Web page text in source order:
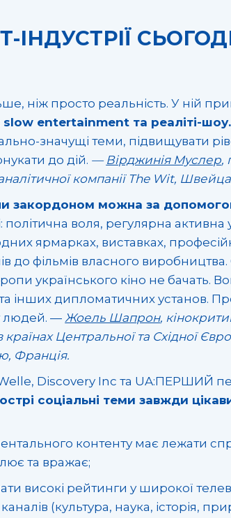
ніж просто реальність. У ній
slow entertainment та реаліті-шоу.
значущі теми, підвищувати
до дій. — Вірджинія Муслер,
компанії The Wit,
закордоном можна за
воля, регулярна активна
ярмарках, виставках,
до фільмів власного виробництва.
українського кіно не бачать.
інших дипломатичних установ.
людей. — Жоель Шапрон,
країнах Центральної та Східної
Франція.
Discovery Inc та UA:ПЕРШИЙ
соціальні теми завжди
контенту має лежати
та вражає;
високі рейтинги у широкої
(культура, наука, історія,